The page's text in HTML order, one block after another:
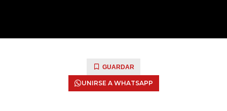
GUARDAR
UNIRSE A WHATSAPP